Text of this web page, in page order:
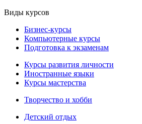
Виды курсов
Бизнес-курсы
Компьютерные курсы
Подготовка к экзаменам
Курсы развития личности
Иностранные языки
Курсы мастерства
Творчество и хобби
Детский отдых